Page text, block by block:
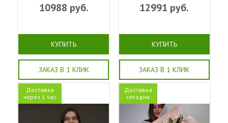
10988 руб.
КУПИТЬ
ЗАКАЗ В 1 КЛИК
12991 руб.
КУПИТЬ
ЗАКАЗ В 1 КЛИК
Доставка
через 1 час
Доставка
сегодня